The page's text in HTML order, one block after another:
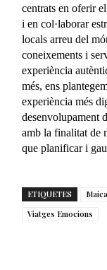
centrats en oferir
i en col·laborar
locals arreu del
coneixements i
experiència
més, ens
experiència més
desenvolupament
amb la finalitat de
que planificar i
ETIQUETES
Viatges Emocions